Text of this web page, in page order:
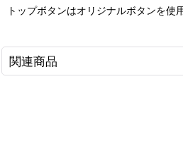
トップボタンはオリジナルボタンを使
関連商品